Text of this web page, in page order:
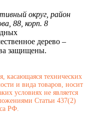
округ, район
88, корп. 8
дерево –
защищены.
касающаяся технических
и вида товаров, носит
условиях не является
Статьи 437(2)
РФ.